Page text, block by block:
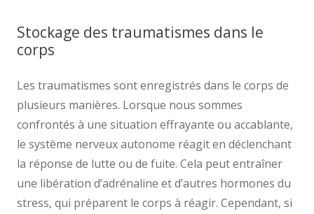
Stockage des traumatismes dans le
corps
Les traumatismes sont enregistrés dans le corps de
plusieurs manières. Lorsque nous sommes
confrontés à une situation effrayante ou accablante,
le système nerveux autonome réagit en déclenchant
la réponse de lutte ou de fuite. Cela peut entraîner
une libération d’adrénaline et d’autres hormones du
stress, qui préparent le corps à réagir. Cependant, si